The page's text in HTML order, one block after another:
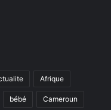
Afrique
bébé Cameroun